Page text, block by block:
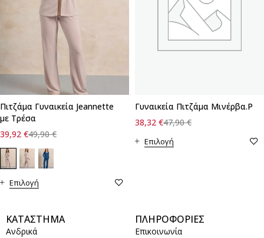
Πιτζάμα Γυναικεία Jeannette
με Τρέσα
49,90€
39,92 €
Επιλογή
Γυναικεία Πιτζάμα Μινέρβα.P
47,90€
38,32 €
Επιλογή
ΚΑΤΑΣΤΗΜΑ
Ανδρικά
ΠΛΗΡΟΦΟΡΙΕΣ
Επικοινωνία